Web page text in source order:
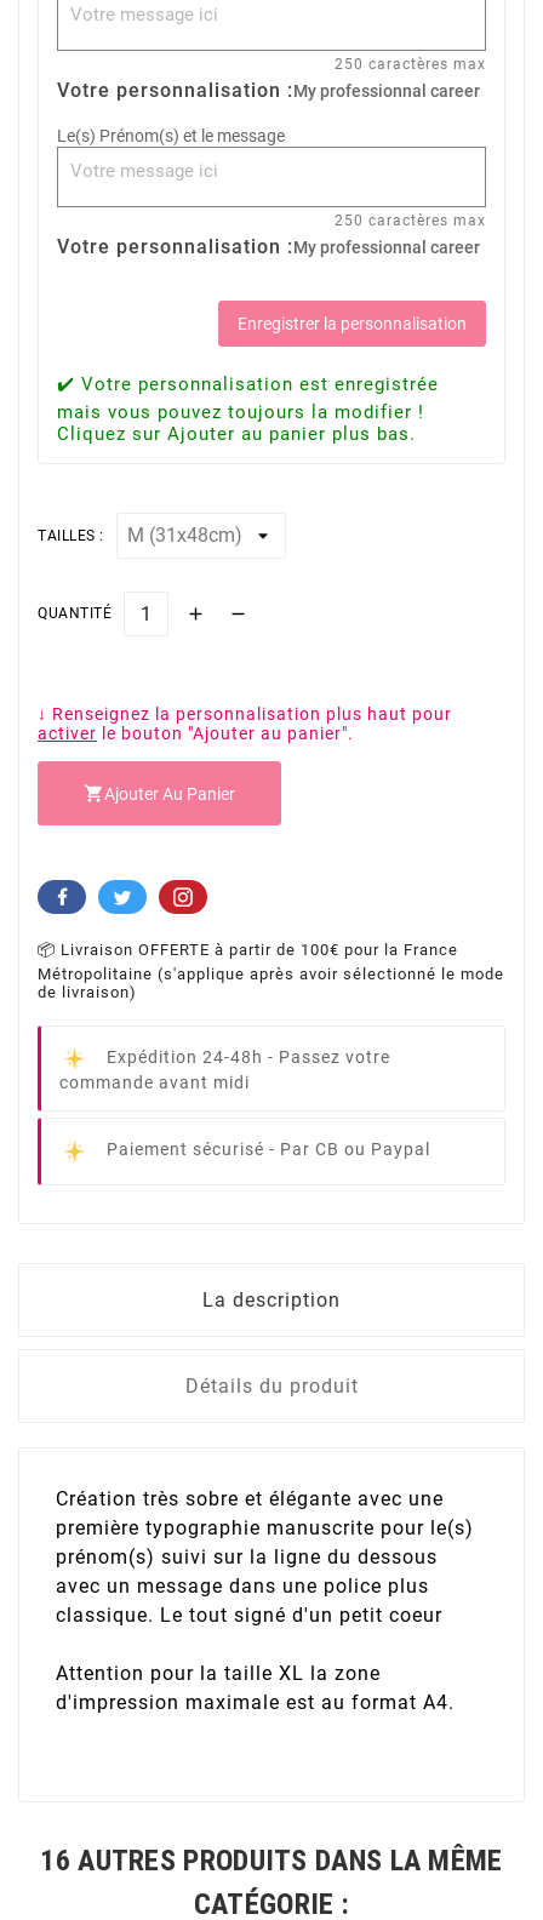
250 caractères max
Votre personnalisation :My professionnal career
Le(s) Prénom(s) et le message
250 caractères max
Votre personnalisation :My professionnal career
Enregistrer la personnalisation
✔️ Votre personnalisation est enregistrée
mais vous pouvez toujours la modifier !
Cliquez sur Ajouter au panier plus bas.
TAILLES :
QUANTITÉ
↓ Renseignez la personnalisation plus haut pour
activer le bouton "Ajouter au panier".
Ajouter Au Panier
📦 Livraison OFFERTE à partir de 100€ pour la France
Métropolitaine (s'applique après avoir sélectionné le mode
de livraison)
Expédition 24-48h - Passez votre
commande avant midi
Paiement sécurisé - Par CB ou Paypal
La description
Détails du produit
Création très sobre et élégante avec une
première typographie manuscrite pour le(s)
prénom(s) suivi sur la ligne du dessous
avec un message dans une police plus
classique. Le tout signé d'un petit coeur
Attention pour la taille XL la zone
d'impression maximale est au format A4.
16 AUTRES PRODUITS DANS LA MÊME
CATÉGORIE :